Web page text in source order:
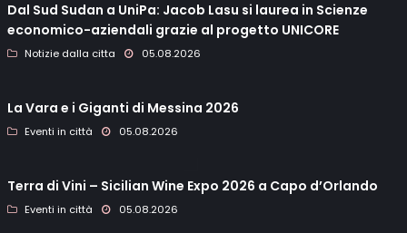
Dal Sud Sudan a UniPa: Jacob Lasu si laurea in Scienze
economico-aziendali grazie al progetto UNICORE
Notizie dalla citta 05.08.2026
La Vara e i Giganti di Messina 2026
Eventi in città 05.08.2026
Terra di Vini – Sicilian Wine Expo 2026 a Capo d’Orlando
Eventi in città 05.08.2026